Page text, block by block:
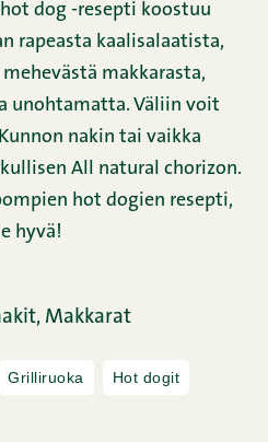
dog -resepti koostuu
rapeasta kaalisalaatista,
makkarasta,
unohtamatta. Väliin voit
Kunnon nakin tai vaikka
All natural chorizon.
hot dogien resepti,
hyvä!
Makkarat
Grilliruoka Hot dogit